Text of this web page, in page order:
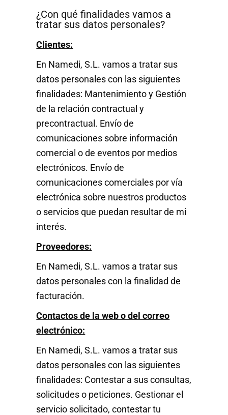
¿Con qué finalidades vamos a
tratar sus datos personales?
Clientes:
En Namedi, S.L. vamos a tratar sus
datos personales con las siguientes
finalidades: Mantenimiento y Gestión
de la relación contractual y
precontractual. Envío de
comunicaciones sobre información
comercial o de eventos por medios
electrónicos. Envío de
comunicaciones comerciales por vía
electrónica sobre nuestros productos
o servicios que puedan resultar de mi
interés.
Proveedores:
En Namedi, S.L. vamos a tratar sus
datos personales con la finalidad de
facturación.
Contactos de la web o del correo
electrónico:
En Namedi, S.L. vamos a tratar sus
datos personales con las siguientes
finalidades: Contestar a sus consultas,
solicitudes o peticiones. Gestionar el
servicio solicitado, contestar tu